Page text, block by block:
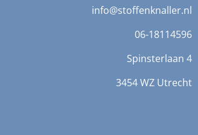
info@stoffenknaller.nl
06-18114596
Spinsterlaan 4
3454 WZ Utrecht